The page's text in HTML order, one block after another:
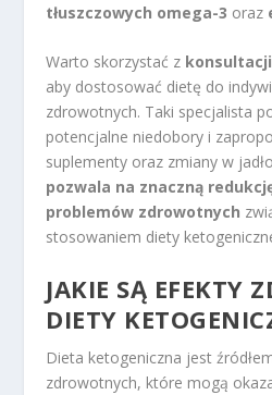
tłuszczowych omega-3 oraz
Warto skorzystać z
aby dostosować dietę do
zdrowotnych. Taki specjalista
potencjalne niedobory i
suplementy oraz zmiany w
pozwala na znaczną
problemów zdrowotnych
stosowaniem diety
JAKIE SĄ EFEKTY
DIETY
Dieta ketogeniczna jest
zdrowotnych, które mogą